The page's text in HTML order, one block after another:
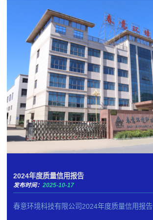
2024年度质量信用报告
发布时间： 2025-10-17
春意环境科技有限公司2024年度质量信用报告